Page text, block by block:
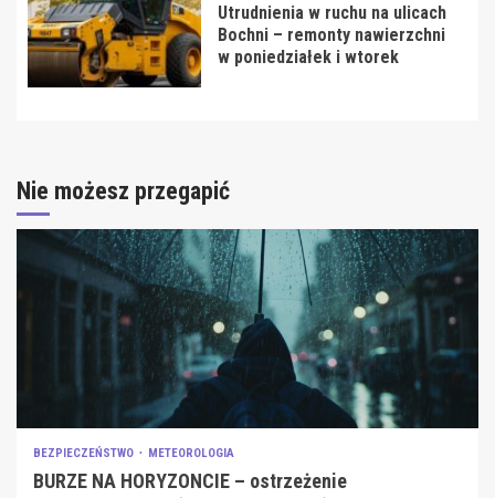
Utrudnienia w ruchu na ulicach
Bochni – remonty nawierzchni
w poniedziałek i wtorek
Nie możesz przegapić
BEZPIECZEŃSTWO METEOROLOGIA
BURZE NA HORYZONCIE – ostrzeżenie